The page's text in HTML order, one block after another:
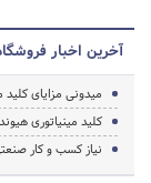
آخرین اخبار فروشگاه
میدونی مزایای
کلید مینیاتوری
نیاز کسب و کار